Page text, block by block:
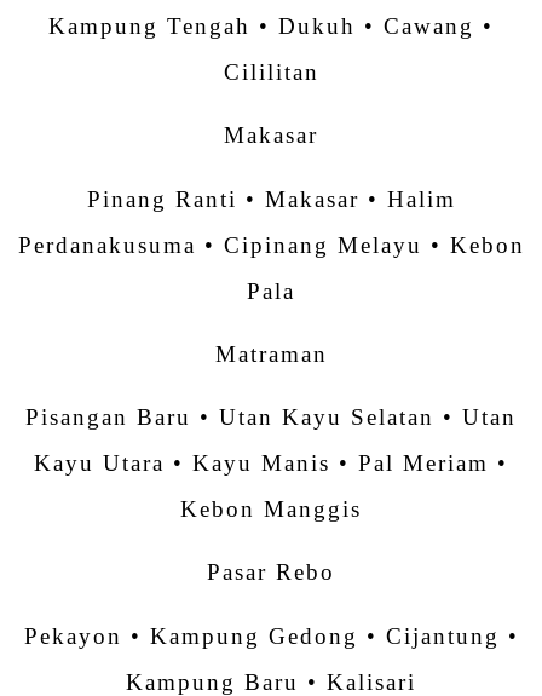
Kampung Tengah • Dukuh • Cawang •
Cililitan
Makasar
Pinang Ranti • Makasar • Halim
Perdanakusuma • Cipinang Melayu • Kebon
Pala
Matraman
Pisangan Baru • Utan Kayu Selatan • Utan
Kayu Utara • Kayu Manis • Pal Meriam •
Kebon Manggis
Pasar Rebo
Pekayon • Kampung Gedong • Cijantung •
Kampung Baru • Kalisari